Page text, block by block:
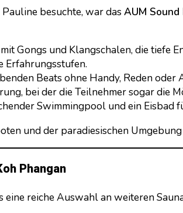
besuchte, war das AUM
Gongs und Klangschalen, die tiefe
Erfahrungsstufen.
Beats ohne Handy, Reden oder
bei der die Teilnehmer sogar die
Swimmingpool und ein Eisbad
und der paradiesischen
Phangan
reiche Auswahl an weiteren